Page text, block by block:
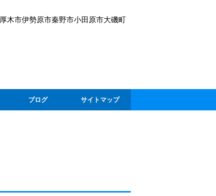
厚木市伊勢原市秦野市小田原市大磯町
ブログ サイトマップ